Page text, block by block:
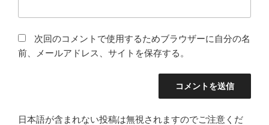
次回のコメントで使用するためブラウザーに自分の名
前、メールアドレス、サイトを保存する。
日本語が含まれない投稿は無視されますのでご注意くだ